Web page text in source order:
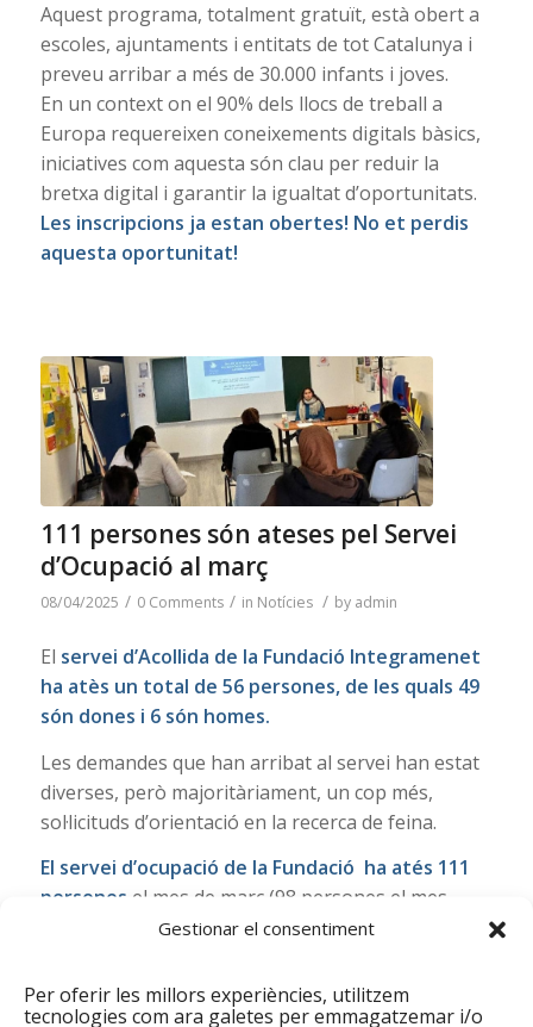
Gestionar el consentiment
Per oferir les millors experiències, utilitzem
tecnologies com ara galetes per emmagatzemar i/o
Aquest programa, totalment gratuït, està obert a
escoles, ajuntaments i entitats de tot Catalunya i
preveu arribar a més de 30.000 infants i joves.
En un context on el 90% dels llocs de treball a
Europa requereixen coneixements digitals bàsics,
iniciatives com aquesta són clau per reduir la
bretxa digital i garantir la igualtat d’oportunitats.
Les inscripcions ja estan obertes! No et perdis
aquesta oportunitat!
111 persones són ateses pel Servei
d’Ocupació al març
08/04/2025 / 0 Comments / in Notícies / by admin
El servei d’Acollida de la Fundació Integramenet
ha atès un total de 56 persones, de les quals 49
són dones i 6 són homes.
Les demandes que han arribat al servei han estat
diverses, però majoritàriament, un cop més,
sol·licituds d’orientació en la recerca de feina.
El servei d’ocupació de la Fundació ha atés 111
persones el mes de març (98 persones el mes
passat), majoritàriament dones amb passaport i
nacionalitat majoritària ha estat Hondures.